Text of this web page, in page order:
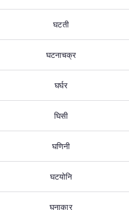
घटती
घटनाचक्र
घर्घर
घिसी
घणिनी
घटयोनि
घनाकार